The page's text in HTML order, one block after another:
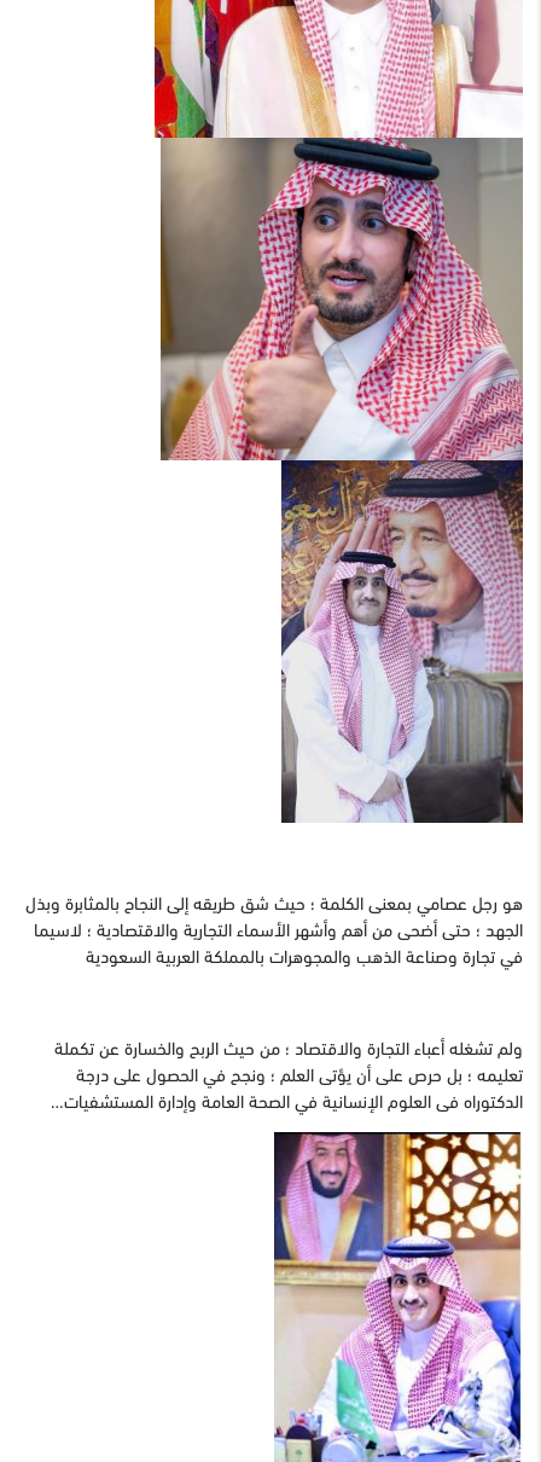
هو رجل عصامي بمعنى الكلمة ؛ حيث شق طريقه إلى النجاح بالمثابرة وبذل
الجهد ؛ حتى أضحى من أهم وأشهر الأسماء التجارية والاقتصادية ؛ لاسيما
في تجارة وصناعة الذهب والمجوهرات بالمملكة العربية السعودية
ولم تشغله أعباء التجارة والاقتصاد ؛ من حيث الربح والخسارة عن تكملة
تعليمه ؛ بل حرص على أن يؤتى العلم ؛ ونجح في الحصول على درجة
الدكتوراه فى العلوم الإنسانية في الصحة العامة وإدارة المستشفيات…